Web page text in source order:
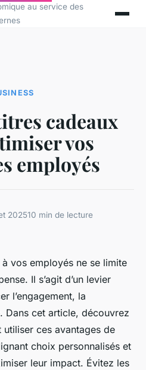
au service des
cadeaux
vos
employés
202510 min de lecture
vos employés ne se limite
Il s’agit d’un levier
l’engagement, la
Dans cet article, découvrez
ces avantages de
choix personnalisés et
leur impact. Évitez les